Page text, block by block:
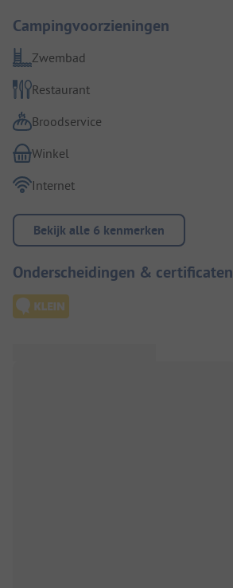
Campingvoorzieningen
Zwembad
Restaurant
Broodservice
Winkel
Internet
Bekijk alle 6 kenmerken
Onderscheidingen & certificaten